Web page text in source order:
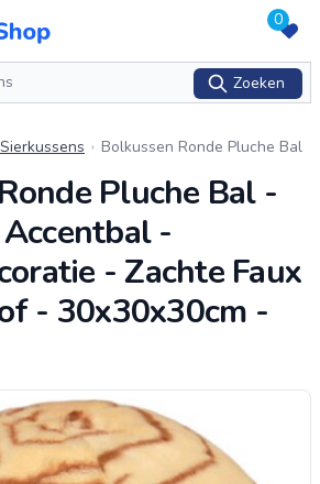
0
Zoeken
Sierkussens
Bolkussen Ronde Pluche Bal
rieurdecoratie - Zachte Faux
Pluche Bal -
-
- Zachte Faux
- 30x30x30cm -